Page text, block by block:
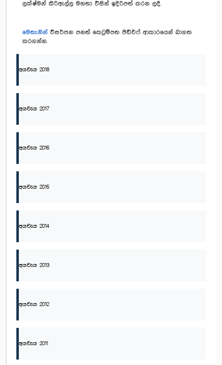
ලක්ෂ්මන් කිරිඇල්ල මහතා විසින් ඉදිරිපත් කරන ලදී.
මෙතැනින් විසර්ජන පනත් කෙටුම්පත පීඩීඑෆ් ආකාරයෙන් බාගත
කරගන්න.
අයවැය 2018
අයවැය 2017
අයවැය 2016
අයවැය 2015
අයවැය 2014
අයවැය 2013
අයවැය 2012
අයවැය 2011